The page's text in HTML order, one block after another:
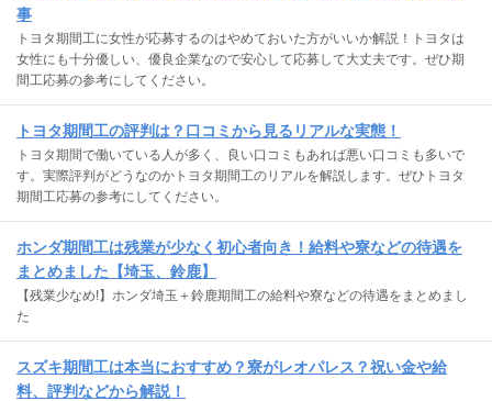
事
トヨタ期間工に女性が応募するのはやめておいた方がいいか解説！トヨタは
女性にも十分優しい、優良企業なので安心して応募して大丈夫です。ぜひ期
間工応募の参考にしてください。
トヨタ期間工の評判は？口コミから見るリアルな実態！
トヨタ期間で働いている人が多く、良い口コミもあれば悪い口コミも多いで
す。実際評判がどうなのかトヨタ期間工のリアルを解説します。ぜひトヨタ
期間工応募の参考にしてください。
ホンダ期間工は残業が少なく初心者向き！給料や寮などの待遇を
まとめました【埼玉、鈴鹿】
【残業少なめ!】ホンダ埼玉＋鈴鹿期間工の給料や寮などの待遇をまとめまし
た
スズキ期間工は本当におすすめ？寮がレオパレス？祝い金や給
料、評判などから解説！